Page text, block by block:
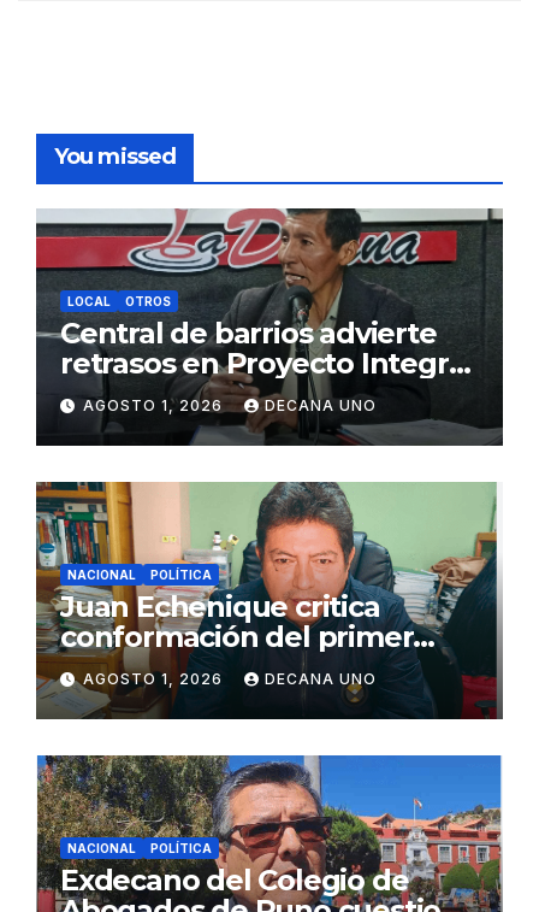
You missed
LOCAL OTROS
Central de barrios advierte
retrasos en Proyecto Integral
de Agua y Alcantarillado para
Juliaca
AGOSTO 1, 2026 DECANA UNO
NACIONAL POLÍTICA
Juan Echenique critica
conformación del primer
gabinete ministerial de Keiko
Fujimori
AGOSTO 1, 2026 DECANA UNO
NACIONAL POLÍTICA
Exdecano del Colegio de